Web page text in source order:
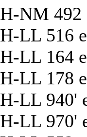
H-NM 492
H-LL 516
H-LL 164
H-LL 178
H-LL 940'
H-LL 970'